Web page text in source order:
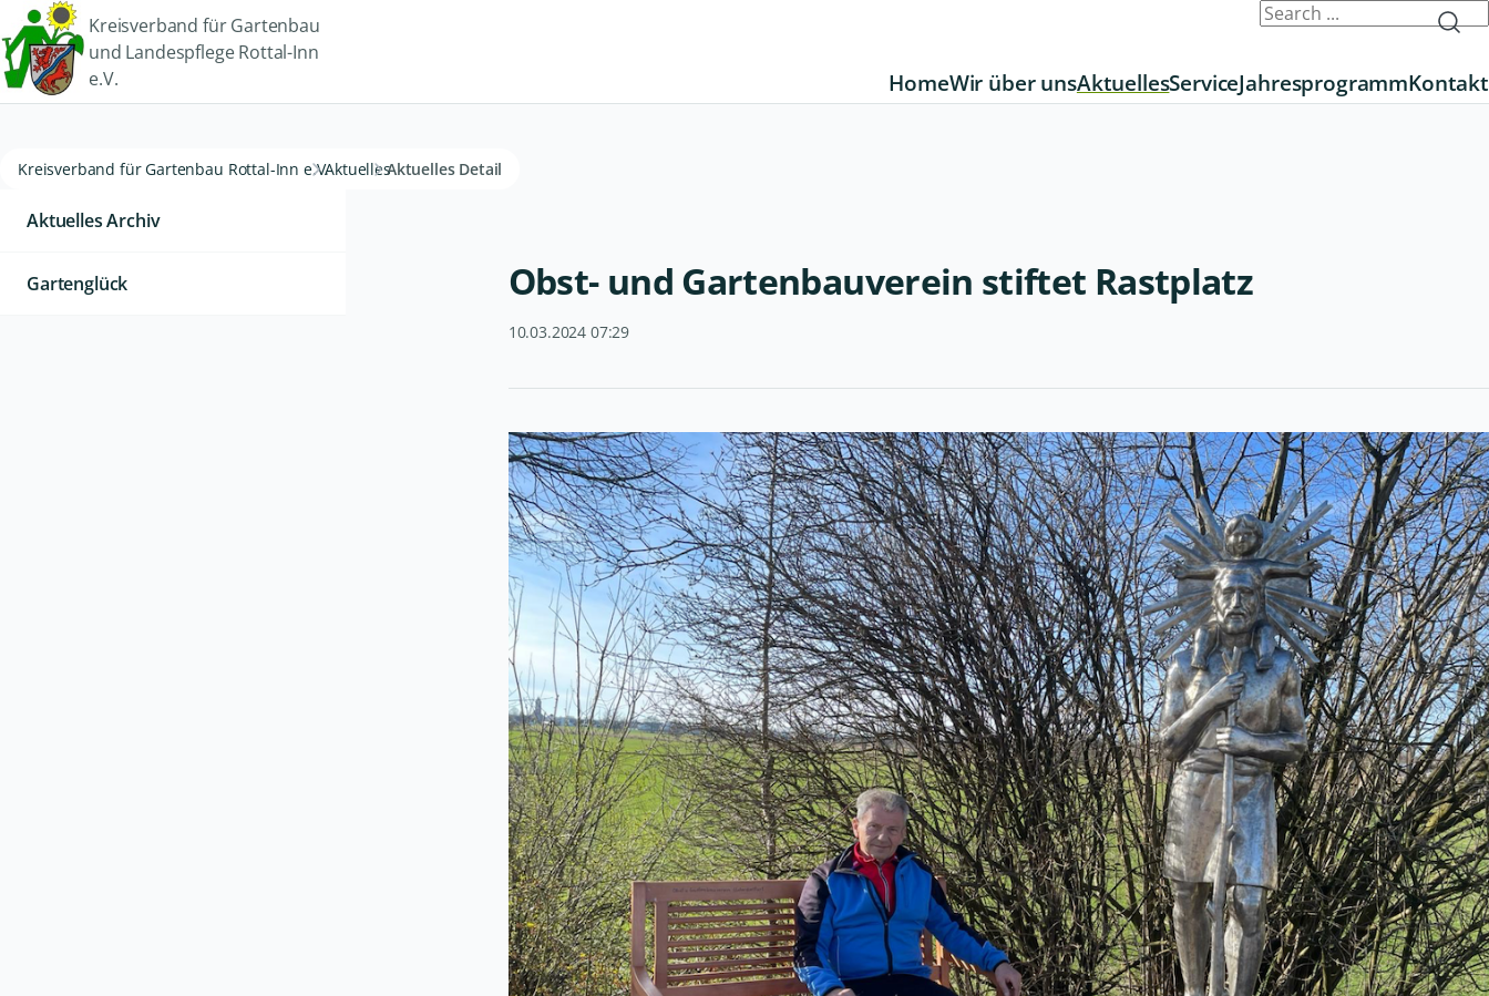
Kreisverband für Gartenbau
und Landespflege Rottal-Inn
e.V.
HomeWir über unsAktuellesServiceJahresprogrammKontakt
Kreisverband für Gartenbau Rottal-Inn e.V.AktuellesAktuelles Detail
Obst- und Gartenbauverein stiftet Rastplatz
10.03.2024 07:29
Aktuelles Archiv
Gartenglück